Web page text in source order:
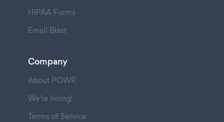
HIPAA Forms
Email Blast
Company
About POWR
We're hiring!
Terms of Service